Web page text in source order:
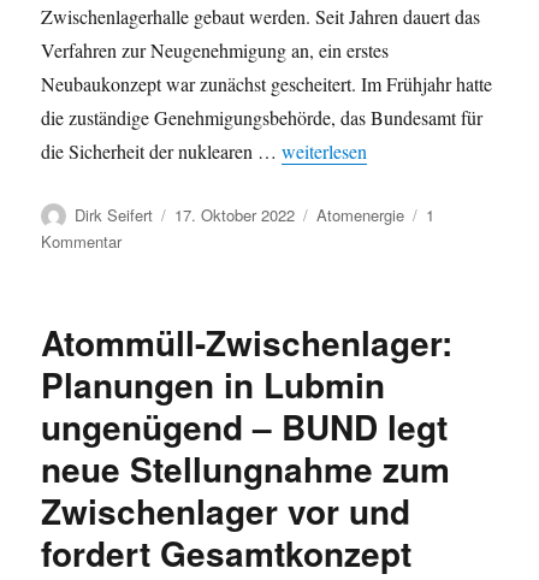
Zwischenlagerhalle gebaut werden. Seit Jahren dauert das
Verfahren zur Neugenehmigung an, ein erstes
Neubaukonzept war zunächst gescheitert. Im Frühjahr hatte
die zuständige Genehmigungsbehörde, das Bundesamt für
die Sicherheit der nuklearen …„Hochradioaktiv: Fehlender
weiterlesen
Autor
Dirk Seifert
Veröffentlicht
17. Oktober 2022 Kategorien
Atomenergie
1
Kommentarzu
bei
–
Erörterungstermin
für
Neubau
Castorzwischenlager
Lubmin
Atommüll-Zwischenlager:
Planungen in Lubmin
ungenügend – BUND legt
neue Stellungnahme zum
Zwischenlager vor und
fordert Gesamtkonzept